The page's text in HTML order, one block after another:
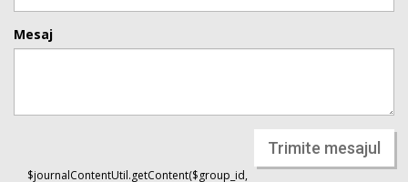
Mesaj
Trimite mesajul
$journalContentUtil.getContent($group_id,